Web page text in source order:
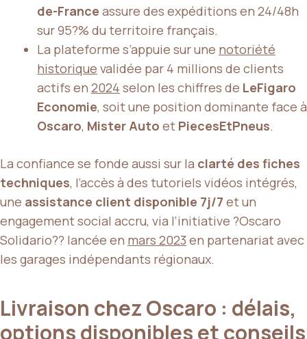
de-France assure des expéditions en 24/48h
sur 95?% du territoire français.
La plateforme s’appuie sur une notoriété
historique validée par 4 millions de clients
actifs en 2024 selon les chiffres de LeFigaro
Economie, soit une position dominante face à
Oscaro, Mister Auto et PiecesEtPneus.
La confiance se fonde aussi sur la clarté des fiches
techniques, l’accès à des tutoriels vidéos intégrés,
une assistance client disponible 7j/7 et un
engagement social accru, via l’initiative ?Oscaro
Solidario?? lancée en mars 2023 en partenariat avec
les garages indépendants régionaux.
Livraison chez Oscaro : délais,
options disponibles et conseils